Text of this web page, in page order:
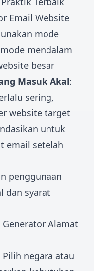
Email Website
mode
mendalam
besar
Masuk Akal:
sering,
website target
untuk
email setelah
penggunaan
dan syarat
Generator Alamat
Pilih negara atau